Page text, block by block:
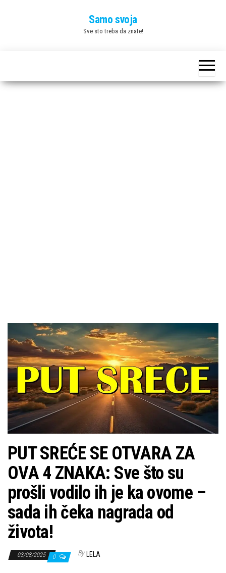
Samo svoja
Sve sto treba da znate!
PUT SREĆE SE OTVARA ZA
OVA 4 ZNAKA: Sve što su
prošli vodilo ih je ka ovome –
sada ih čeka nagrada od
života!
03/08/2025 0 By LELA